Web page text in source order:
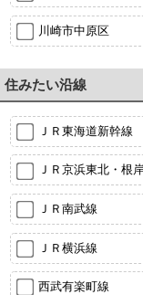
川崎市中原区
住みたい沿線
ＪＲ東海道新幹線
ＪＲ京浜東北・根
ＪＲ南武線
ＪＲ横浜線
西武有楽町線